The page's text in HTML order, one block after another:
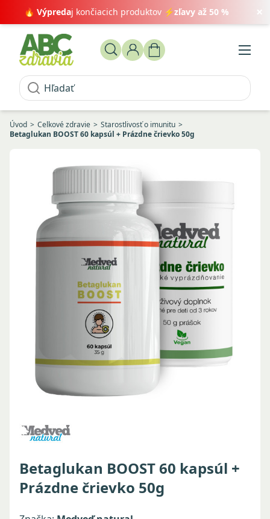
🔥 Výpredaj končiacich produktov ⚡zľavy až 50 % ×
Úvod Celkové zdravie
Starostlivosť o imunitu
Betaglukan BOOST 60 kapsúl + Prázdne črievko 50g
Betaglukan BOOST 60 kapsúl +
Prázdne črievko 50g